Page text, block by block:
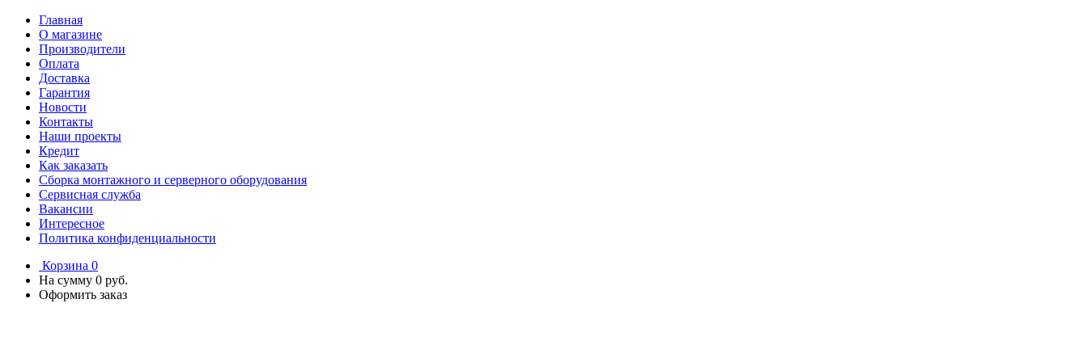
Главная
О магазине
Производители
Оплата
Доставка
Гарантия
Новости
Контакты
Наши проекты
Кредит
Как заказать
Сборка монтажного и серверного оборудования
Сервисная служба
Вакансии
Интересное
Политика конфиденциальности
Корзина 0
На сумму 0 руб.
Оформить заказ